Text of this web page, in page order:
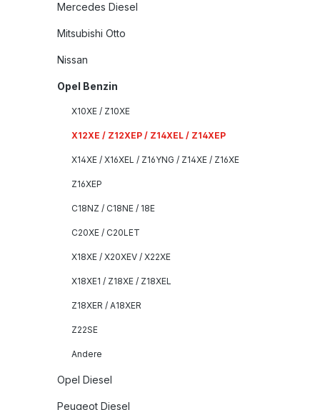
Mercedes Diesel
Mitsubishi Otto
Nissan
Opel Benzin
X10XE / Z10XE
X12XE / Z12XEP / Z14XEL / Z14XEP
X14XE / X16XEL / Z16YNG / Z14XE / Z16XE
Z16XEP
C18NZ / C18NE / 18E
C20XE / C20LET
X18XE / X20XEV / X22XE
X18XE1 / Z18XE / Z18XEL
Z18XER / A18XER
Z22SE
Andere
Opel Diesel
Peugeot Diesel